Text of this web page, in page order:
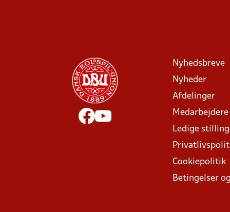
Nyhedsbreve
Nyheder
Afdelinger
Medarbejdere
Ledige
Cookiepolitik
Betingelser